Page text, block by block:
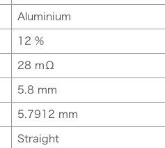
Aluminium
12 %
28 mΩ
5.8 mm
5.7912 mm
Straight